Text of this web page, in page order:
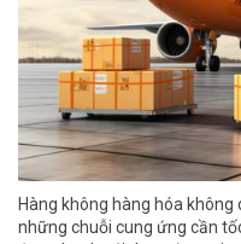
Hàng không hàng hóa
những chuỗi cung ứng cần